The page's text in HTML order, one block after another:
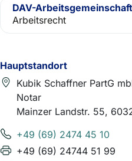
Hauptstandort
Kubik Schaffner PartG
Notar
Mainzer Landstr. 55,
+49 (69) 2474 45 10
+49 (69) 24744 51 99
DAV-Arbeitsgemeinschaft
Arbeitsrecht